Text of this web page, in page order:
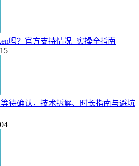
吗？官方支持情况+实操全指南
等待确认，技术拆解、时长指南与避坑